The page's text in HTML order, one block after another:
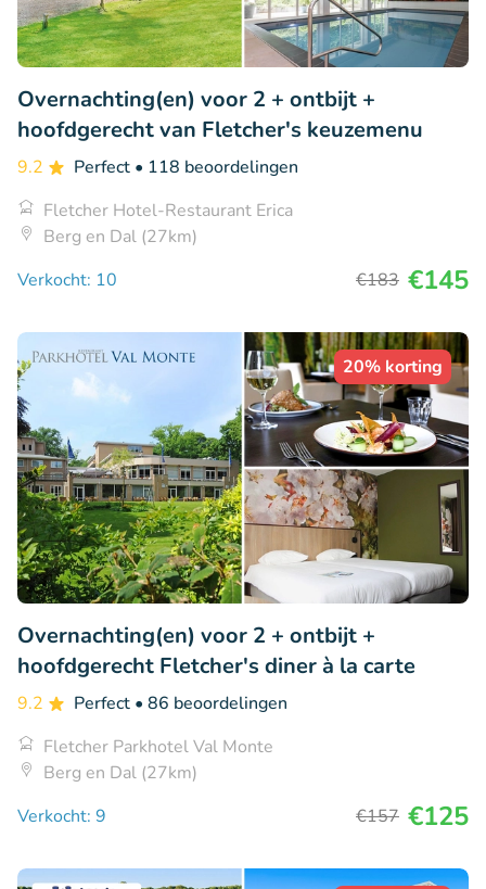
Overnachting(en) voor 2 + ontbijt +
hoofdgerecht van Fletcher's keuzemenu
9.2 Perfect • 118 beoordelingen
Fletcher Hotel-Restaurant Erica
Berg en Dal (27km)
Verkocht: 10
€183 €145
20% korting
Overnachting(en) voor 2 + ontbijt +
hoofdgerecht Fletcher's diner à la carte
9.2 Perfect • 86 beoordelingen
Fletcher Parkhotel Val Monte
Berg en Dal (27km)
Verkocht: 9
€157 €125